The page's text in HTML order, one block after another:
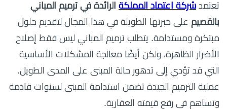
تعتمد شركة اعتماد المملكة الرائدة في ترميم المباني
بالقصيم على خبرتها الطويلة في هذا المجال لتقديم حلول
مبتكرة ومستدامة. يتطلب ترميم المباني ليس فقط إصلاح
الأضرار الظاهرة، ولكن أيضًا معالجة المشكلات الأساسية
التي قد تؤدي إلى تدهور حالة المبنى على المدى الطويل.
عملية الترميم الجيدة تضمن استدامة المبنى لسنوات قادمة
وتساهم في رفع قيمته العقارية.